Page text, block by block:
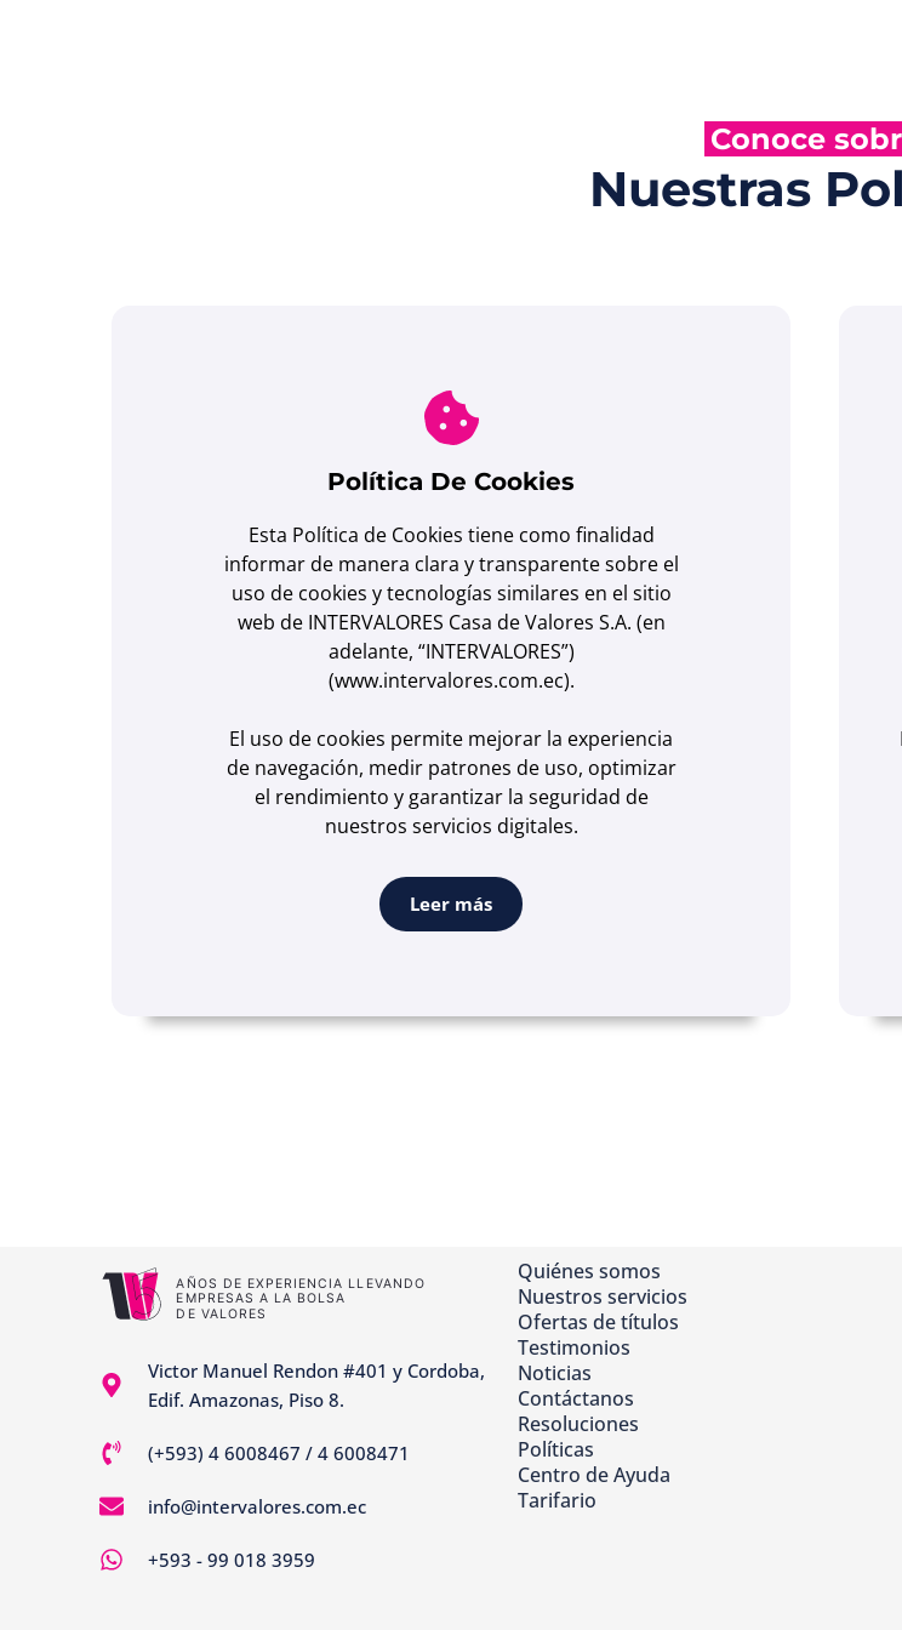
Conoce
Nuestras
Política De Cookies
Esta Política de Cookies tiene como finalidad
informar de manera clara y transparente sobre el
uso de cookies y tecnologías similares en el sitio
web de INTERVALORES Casa de Valores S.A. (en
adelante, “INTERVALORES”)
(www.intervalores.com.ec).
El uso de cookies permite mejorar la experiencia
de navegación, medir patrones de uso, optimizar
el rendimiento y garantizar la seguridad de
nuestros servicios digitales.
Leer más
Victor Manuel Rendon #401 y Cordoba,
Edif. Amazonas, Piso 8.
(+593) 4 6008467 / 4 6008471
info@intervalores.com.ec
+593 - 99 018 3959
Quiénes somos
Nuestros servicios
Ofertas de títulos
Testimonios
Noticias
Contáctanos
Resoluciones
Políticas
Centro de Ayuda
Tarifario